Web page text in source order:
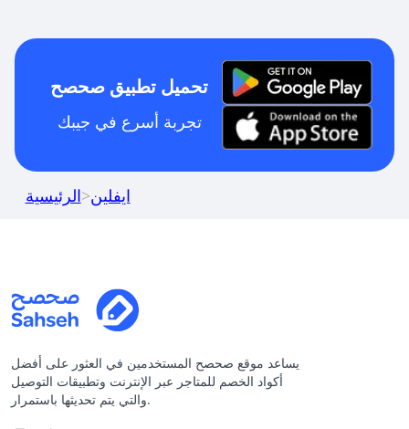
تحميل تطبيق صحصح
تجربة أسرع في جيبك
الرئيسية>ايفلين
يساعد موقع صحصح المستخدمين في العثور على أفضل
أكواد الخصم للمتاجر عبر الإنترنت وتطبيقات التوصيل
والتي يتم تحديثها باستمرار.